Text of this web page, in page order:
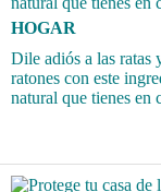
HOGAR
Dile adiós a las ratas
ratones con este
natural que tienes en